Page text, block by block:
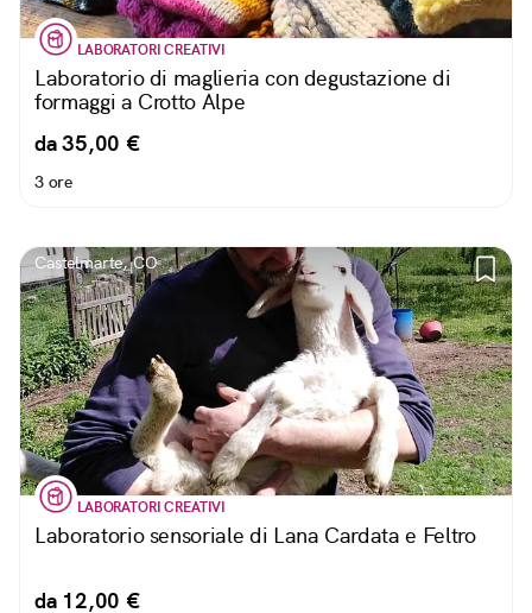
LABORATORI CREATIVI
Laboratorio di maglieria con degustazione di
formaggi a Crotto Alpe
da 35,00 €
3 ore
Castelmarte, CO
LABORATORI CREATIVI
Laboratorio sensoriale di Lana Cardata e Feltro
da 12,00 €